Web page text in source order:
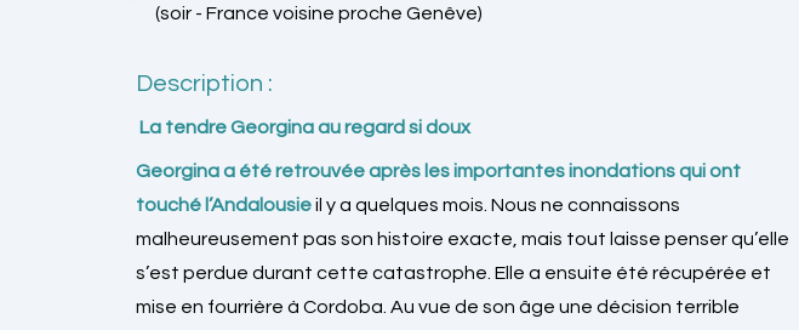
(soir - France voisine proche Genêve)
Description :
La tendre Georgina au regard si doux
Georgina a été retrouvée après les importantes inondations qui ont
touché l’Andalousieil y a quelques mois. Nous ne connaissons
malheureusement pas son histoire exacte, mais tout laisse penser qu’elle
s’est perdue durant cette catastrophe. Elle a ensuite été récupérée et
mise en fourrière à Cordoba. Au vue de son âge une décision terrible